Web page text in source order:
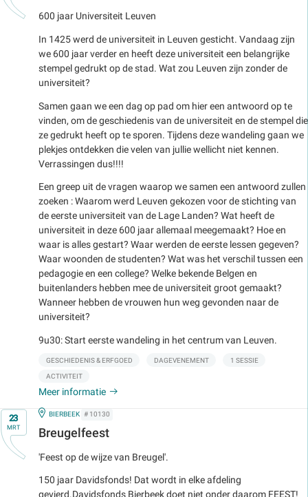
600 jaar Universiteit Leuven
In 1425 werd de universiteit in Leuven gesticht. Vandaag zijn
we 600 jaar verder en heeft deze universiteit een belangrijke
stempel gedrukt op de stad. Wat zou Leuven zijn zonder de
universiteit?
Samen gaan we een dag op pad om hier een antwoord op te
vinden, om de geschiedenis van de universiteit en de stempel die
ze gedrukt heeft op te sporen. Tijdens deze wandeling gaan we
plekjes ontdekken die velen van jullie wellicht niet kennen.
Verrassingen dus!!!!
Een greep uit de vragen waarop we samen een antwoord zullen
zoeken : Waarom werd Leuven gekozen voor de stichting van
de eerste universiteit van de Lage Landen? Wat heeft de
universiteit in deze 600 jaar allemaal meegemaakt? Hoe en
waar is alles gestart? Waar werden de eerste lessen gegeven?
Waar woonden de studenten? Wat was het verschil tussen een
pedagogie en een college? Welke bekende Belgen en
buitenlanders hebben mee de universiteit groot gemaakt?
Wanneer hebben de vrouwen hun weg gevonden naar de
universiteit?
9u30: Start eerste wandeling in het centrum van Leuven.
GESCHIEDENIS & ERFGOED DAGEVENEMENT 1 SESSIE
ACTIVITEIT
Meer informatie
Op23
MRT
IN
BIERBEEK # 10130
Breugelfeest
'Feest op de wijze van Breugel'.
150 jaar Davidsfonds! Dat wordt in elke afdeling
gevierd.Davidsfonds Bierbeek doet niet onder daarom FEEST!